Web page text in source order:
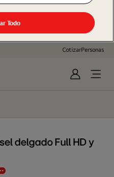
CotizarPersonas
IniciarOpen
delgado Full HD y
Todo